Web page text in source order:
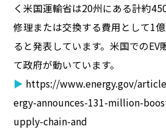
く米国運輸省は20州にある計約
修理または交換する費用として1
ると発表しています。米国でのEV
て政府が動いています。
▶ https://www.energy.gov/
ergy-announces-131-million-
upply-chain-and